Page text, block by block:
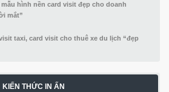
hình nền card visit đẹp cho doanh
mắt”
taxi, card visit cho thuê xe du lịch “đẹp
KIẾN THỨC IN ẤN